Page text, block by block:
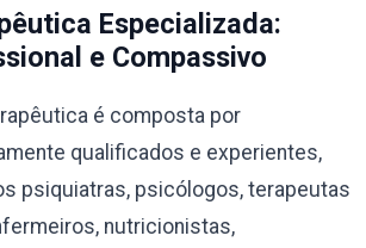
Especializada:
e Compassivo
é composta por
qualificados e experientes,
psiquiatras, psicólogos, terapeutas
nutricionistas,